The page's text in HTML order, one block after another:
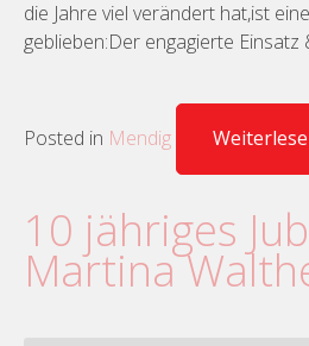
die Jahre viel verändert hat,ist
geblieben:Der engagierte Einsatz
Posted in Mendig
10 jähriges
Martina